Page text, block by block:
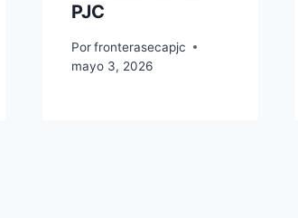
PJC
Porfronterasecapjc
mayo 3, 2026